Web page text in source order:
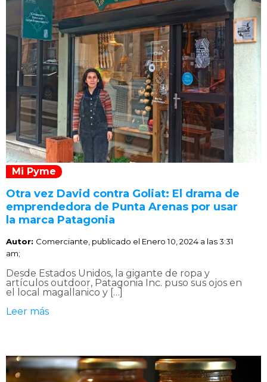
Mi Pyme
Otra vez David contra Goliat: El drama de
emprendedora de Punta Arenas por usar
la marca Patagonia
Autor: Comerciante, publicado el Enero 10, 2024 a las 3:31
am;
Desde Estados Unidos, la gigante de ropa y
artículos outdoor, Patagonia Inc. puso sus ojos en
el local magallanico y […]
Leer más